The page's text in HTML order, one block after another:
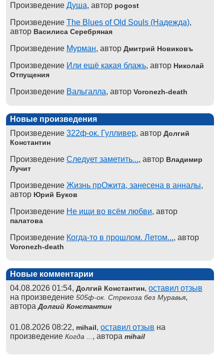
Произведение Душа, автор pogost
Произведение The Blues of Old Souls (Надежда),
автор Василиса Серебряная
Произведение Мурман, автор Дмитрий Новиковъ
Произведение Или ещё какая блажь, автор Николай
Отпущения
Произведение Вальгалла, автор Voronezh-death
Новые произведения
Произведение 322ф-ок. Гулливер, автор Долгий
Константин
Произведение Следует заметить..., автор Владимир
Лучит
Произведение Жизнь прОжита, занесена в анналы,
автор Юрий Буков
Произведение Не ищи во всём любви, автор
палатова
Произведение Когда-то в прошлом. Летом..., автор
Voronezh-death
Новые комментарии
04.08.2026 01:54, Долгий Константин, оставил отзыв
на произведение 505ф-ок. Стрекоза без Муравья,
автораДолгий Константин
01.08.2026 08:22, mihail, оставил отзыв на
произведение Когда ... , автора mihail